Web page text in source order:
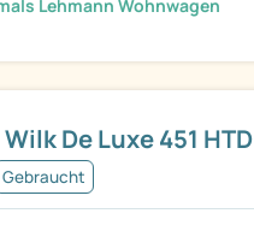
De Luxe 451 HTD
Gebraucht
Lehmann Wohnwagen